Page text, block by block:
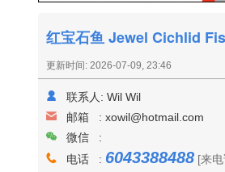
红宝石鱼 Jewel Cichlid
更新时间: 2026-07-09, 23:46
联系人: Wil Wil
邮箱 : xowil@hotmail.com
微信 :
电话 : 6043388488 [来